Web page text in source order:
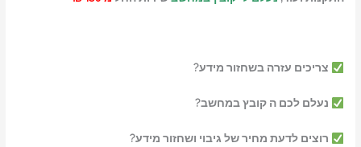
צריכים עזרה בשחזור מידע?
נעלם לכם ה קובץ במחשב?
רוצים לדעת מחיר של גיבוי ושחזור מידע?